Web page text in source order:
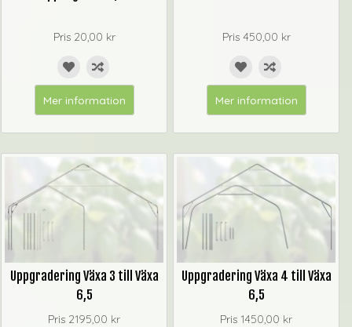
Pris 20,00 kr
Mer information
Pris 450,00 kr
Mer information
Uppgradering Växa 3 till Växa
6,5
Pris 2195,00 kr
Uppgradering Växa 4 till Växa
6,5
Pris 1450,00 kr